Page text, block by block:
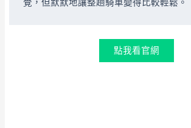
覺，但默默地讓整趟騎車變得比較輕鬆。
點我看官網